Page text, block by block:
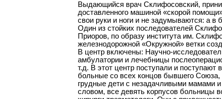
Выдающийся врач Склифосовский,
доставленного машиной «скорой
свои руки и ноги и не задумываются: а
Один из стойких последователей
Приоров, по образу института им.
железнодорожной «Окружной» ветки
В центр включены: Научно-
амбулатории и лечебницы
т.д. В этот центр поступали и поступают
больные со всех концов бывшего
грудные дети с незадачливыми мамами
словом, все девять корпусов больницы